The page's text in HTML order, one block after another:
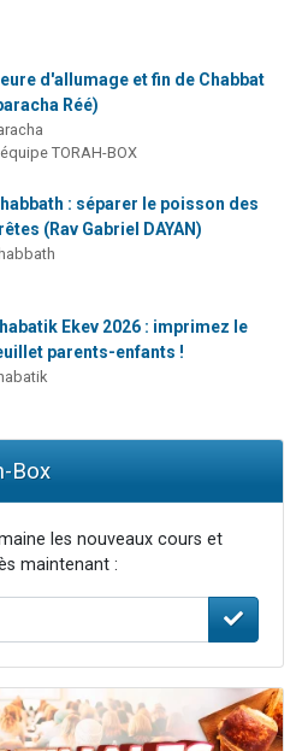
d'allumage et fin de Chabbat
Réé)
TORAH-BOX
: séparer le poisson des
(Rav Gabriel DAYAN)
Ekev 2026 : imprimez le
parents-enfants !
Box
les nouveaux cours et
maintenant :